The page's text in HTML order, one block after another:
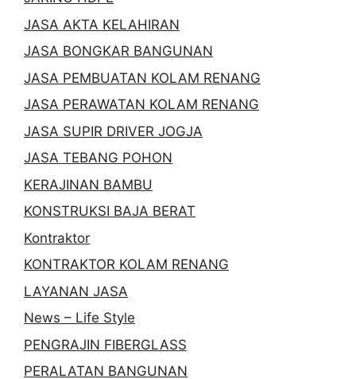
JASA AKTA KELAHIRAN
JASA BONGKAR BANGUNAN
JASA PEMBUATAN KOLAM RENANG
JASA PERAWATAN KOLAM RENANG
JASA SUPIR DRIVER JOGJA
JASA TEBANG POHON
KERAJINAN BAMBU
KONSTRUKSI BAJA BERAT
Kontraktor
KONTRAKTOR KOLAM RENANG
LAYANAN JASA
News – Life Style
PENGRAJIN FIBERGLASS
PERALATAN BANGUNAN